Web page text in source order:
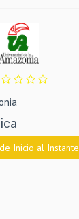
Inicio al Instante